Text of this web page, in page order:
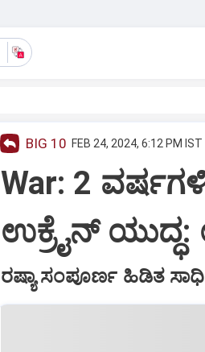
BIG 10 FEB 24, 2024, 6:12 PM IST
War: 2
ಉಕ್ರೈನ್‌
ರಷ್ಯಾ ಸಂಪೂರ್ಣ ಹಿಡಿತ